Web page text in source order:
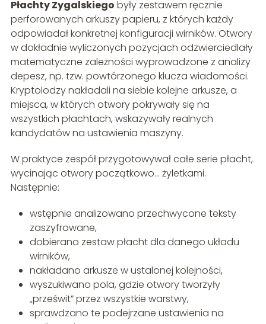
Płachty Zygalskiego były zestawem ręcznie
perforowanych arkuszy papieru, z których każdy
odpowiadał konkretnej konfiguracji wirników. Otwory
w dokładnie wyliczonych pozycjach odzwierciedlały
matematyczne zależności wyprowadzone z analizy
depesz, np. tzw. powtórzonego klucza wiadomości.
Kryptolodzy nakładali na siebie kolejne arkusze, a
miejsca, w których otwory pokrywały się na
wszystkich płachtach, wskazywały realnych
kandydatów na ustawienia maszyny.
W praktyce zespół przygotowywał całe serie płacht,
wycinając otwory początkowo… żyletkami.
Następnie:
wstępnie analizowano przechwycone teksty
zaszyfrowane,
dobierano zestaw płacht dla danego układu
wirników,
nakładano arkusze w ustalonej kolejności,
wyszukiwano pola, gdzie otwory tworzyły
„prześwit” przez wszystkie warstwy,
sprawdzano te podejrzane ustawienia na